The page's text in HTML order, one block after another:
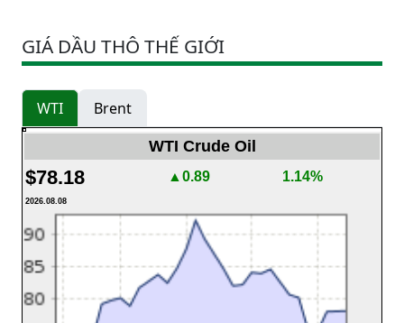
GIÁ DẦU THÔ THẾ GIỚI
WTI Brent
WTI Crude Oil
$78.18 ▲0.89 1.14%
2026.08.08